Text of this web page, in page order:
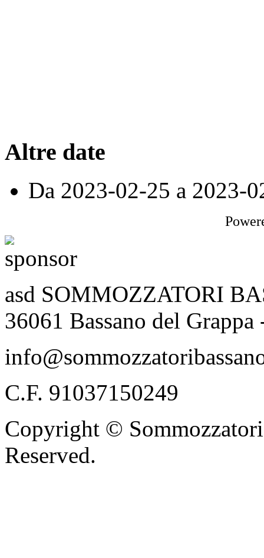
Altre date
Da 2023-02-25 a 2023-
asd SOMMOZZATORI
36061 Bassano del
C.F. 91037150249
Copyright ©
Reserved.